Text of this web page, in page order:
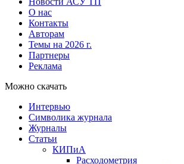
О нас
Контакты
Авторам
Темы на 2026 г.
Партнеры
Реклама
Можно скачать
Интервью
Символика журнала
Журналы
Статьи
КИПиА
Расходометрия